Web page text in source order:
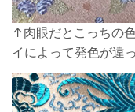
↑肉眼だとこっちの
イによって発色が違